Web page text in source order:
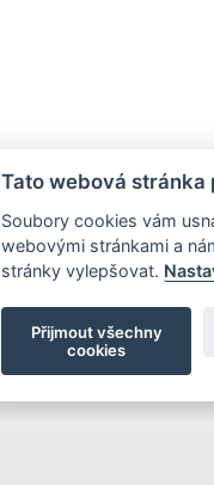
Tato webová stránka
Soubory cookies vám
webovými stránkami a
stránky vylepšovat.
Přijmout všechny
cookies